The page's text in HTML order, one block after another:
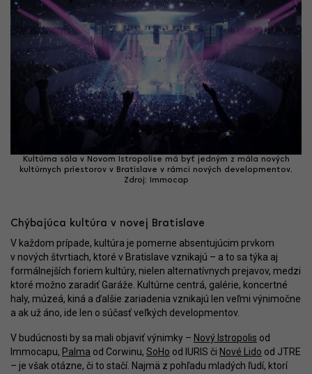
Kultúrna sála v Novom Istropolise má byť jedným z mála nových
kultúrnych priestorov v Bratislave v rámci nových developmentov.
Zdroj: Immocap
Chýbajúca kultúra v novej Bratislave
V každom prípade, kultúra je pomerne absentujúcim prvkom
v nových štvrtiach, ktoré v Bratislave vznikajú – a to sa týka aj
formálnejších foriem kultúry, nielen alternatívnych prejavov, medzi
ktoré možno zaradiť Garáže. Kultúrne centrá, galérie, koncertné
haly, múzeá, kiná a ďalšie zariadenia vznikajú len veľmi výnimočne
a ak už áno, ide len o súčasť veľkých developmentov.
V budúcnosti by sa mali objaviť výnimky – Nový Istropolis od
Immocapu, Palma od Corwinu, SoHo od IURIS či Nové Lido od JTRE
– je však otázne, či to stačí. Najmä z pohľadu mladých ľudí, ktorí